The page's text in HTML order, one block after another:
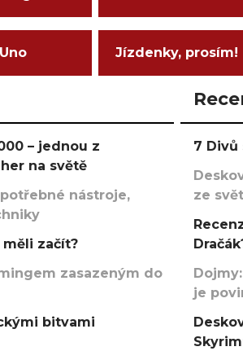
Uno Jízdenky, prosím!
– jednou z
na světě
nástroje,
měli začít?
zasazeným do
bitvami
7 Divů
ze
je